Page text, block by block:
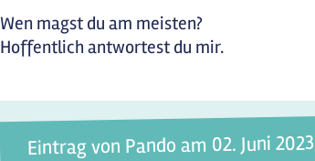
Wen magst du am meisten?
Hoffentlich antwortest du mir.
Eintrag von Pando am 02. Juni 2023